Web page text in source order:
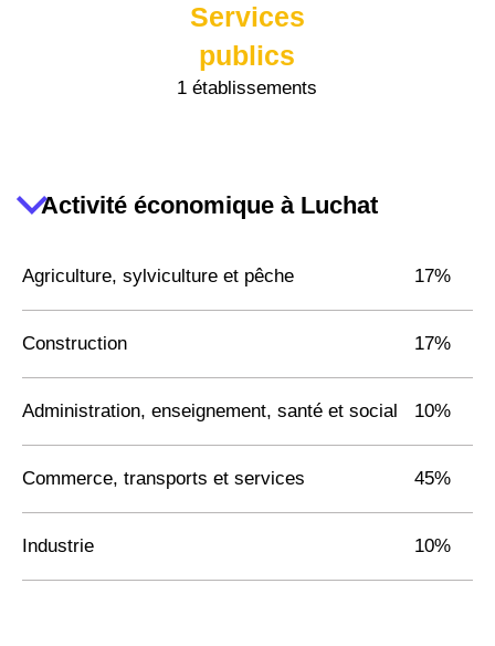
Services
publics
1 établissements
Activité économique à Luchat
Agriculture, sylviculture et pêche 17%
Construction 17%
Administration, enseignement, santé et social 10%
Commerce, transports et services 45%
Industrie 10%